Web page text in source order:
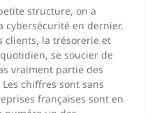
structure, on a
cybersécurité en dernier.
clients, la trésorerie et
se soucier de
vraiment partie des
chiffres sont sans
françaises sont en